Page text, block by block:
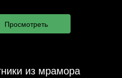
из мрамора